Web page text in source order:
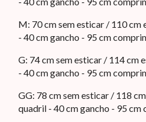
M: 70 cm sem esticar / 110 cm
- 40 cm gancho - 95 cm
G: 74 cm sem esticar / 114 cm
- 40 cm gancho - 95 cm
GG: 78 cm sem esticar / 118
quadril - 40 cm gancho - 95 cm